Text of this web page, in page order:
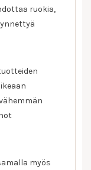
ruokia,
myös